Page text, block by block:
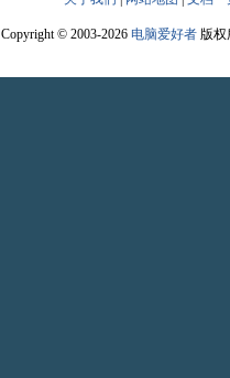
Copyright © 2003-2026 电脑爱好者版权